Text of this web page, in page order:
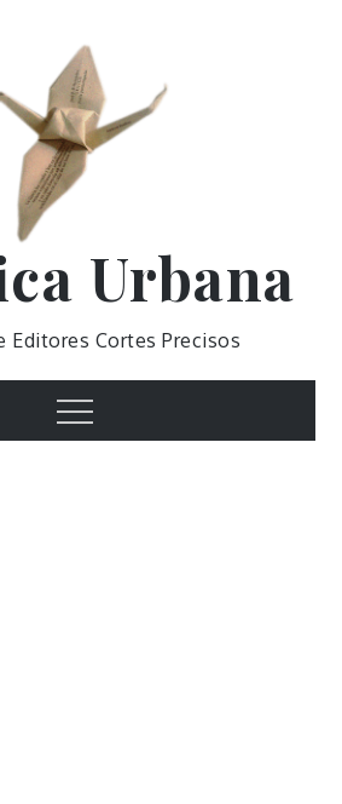
Urbana
Editores Cortes Precisos
Menu